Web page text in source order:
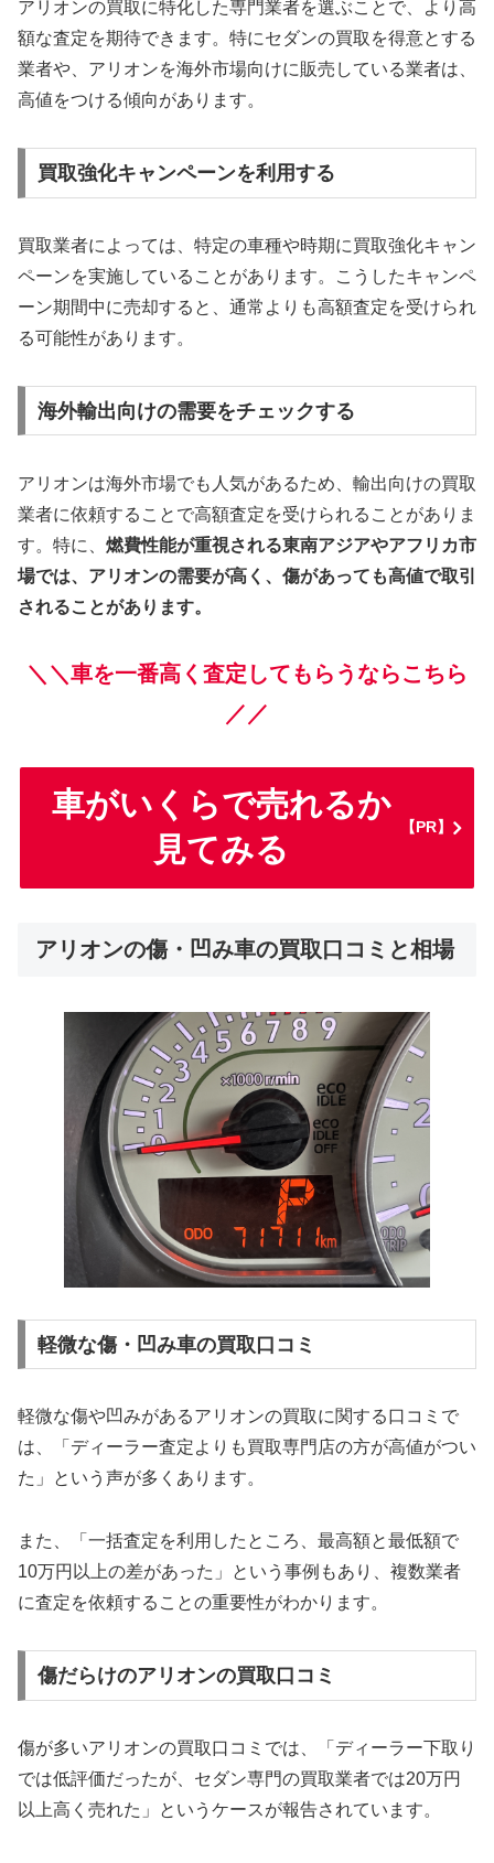
アリオンの買取に特化した専門業者を選ぶことで、より高
額な査定を期待できます。特にセダンの買取を得意とする
業者や、アリオンを海外市場向けに販売している業者は、
高値をつける傾向があります。
買取強化キャンペーンを利用する
買取業者によっては、特定の車種や時期に買取強化キャン
ペーンを実施していることがあります。こうしたキャンペ
ーン期間中に売却すると、通常よりも高額査定を受けられ
る可能性があります。
海外輸出向けの需要をチェックする
アリオンは海外市場でも人気があるため、輸出向けの買取
業者に依頼することで高額査定を受けられることがありま
す。特に、 燃費性能が重視される東南アジアやアフリカ市
場では、アリオンの需要が高く、傷があっても高値で取引
されることがあります。
＼＼車を一番高く査定してもらうならこちら
／／
車がいくらで売れるか
見てみる
【PR】
アリオンの傷・凹み車の買取口コミと相場
軽微な傷・凹み車の買取口コミ
軽微な傷や凹みがあるアリオンの買取に関する口コミで
は、「ディーラー査定よりも買取専門店の方が高値がつい
た」という声が多くあります。
また、「一括査定を利用したところ、最高額と最低額で
10万円以上の差があった」という事例もあり、複数業者
に査定を依頼することの重要性がわかります。
傷だらけのアリオンの買取口コミ
傷が多いアリオンの買取口コミでは、「ディーラー下取り
では低評価だったが、セダン専門の買取業者では20万円
以上高く売れた」というケースが報告されています。